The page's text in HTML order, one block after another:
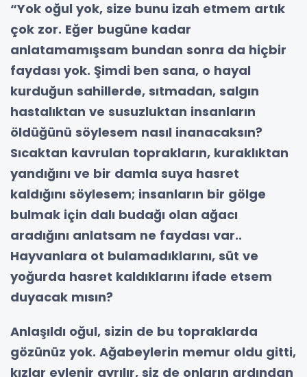
“Yok oğul yok, size bunu izah etmem artık
çok zor. Eğer bugüne kadar
anlatamamışsam bundan sonra da hiçbir
faydası yok. Şimdi ben sana, o hayal
kurduğun sahillerde, sıtmadan, salgın
hastalıktan ve susuzluktan insanların
öldüğünü söylesem nasıl inanacaksın?
Sıcaktan kavrulan toprakların, kuraklıktan
yandığını ve bir damla suya hasret
kaldığını söylesem; insanların bir gölge
bulmak için dalı budağı olan ağacı
aradığını anlatsam ne faydası var..
Hayvanlara ot bulamadıklarını, süt ve
yoğurda hasret kaldıklarını ifade etsem
duyacak mısın?
Anlaşıldı oğul, sizin de bu topraklarda
gözünüz yok. Ağabeylerin memur oldu gitti,
kızlar evlenir ayrılır, siz de onların ardından